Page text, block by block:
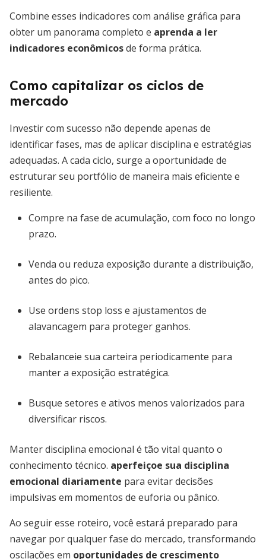
Combine esses indicadores com análise gráfica para
obter um panorama completo e aprenda a ler
indicadores econômicosde forma prática.
Como capitalizar os ciclos de
mercado
Investir com sucesso não depende apenas de
identificar fases, mas de aplicar disciplina e estratégias
adequadas. A cada ciclo, surge a oportunidade de
estruturar seu portfólio de maneira mais eficiente e
resiliente.
Compre na fase de acumulação, com foco no longo
prazo.
Venda ou reduza exposição durante a distribuição,
antes do pico.
Use ordens stop loss e ajustamentos de
alavancagem para proteger ganhos.
Rebalanceie sua carteira periodicamente para
manter a exposição estratégica.
Busque setores e ativos menos valorizados para
diversificar riscos.
Manter disciplina emocional é tão vital quanto o
conhecimento técnico. aperfeiçoe sua disciplina
emocional diariamente para evitar decisões
impulsivas em momentos de euforia ou pânico.
Ao seguir esse roteiro, você estará preparado para
navegar por qualquer fase do mercado, transformando
oscilações em oportunidades de crescimento